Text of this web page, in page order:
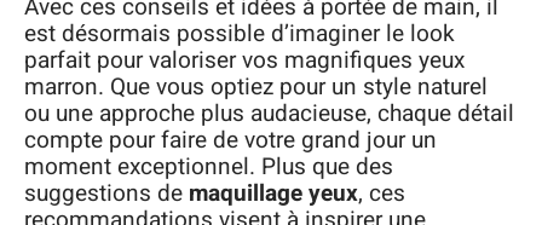
est désormais possible d’imaginer le look
parfait pour valoriser vos magnifiques yeux
marron. Que vous optiez pour un style naturel
ou une approche plus audacieuse, chaque détail
compte pour faire de votre grand jour un
moment exceptionnel. Plus que des
suggestions de maquillage yeux, ces